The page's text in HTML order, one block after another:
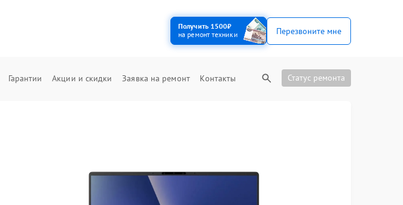
Получить 1500₽
на ремонт техники
Перезвоните мне
Гарантии Акции и скидки Заявка на ремонт Контакты Статус ремонта